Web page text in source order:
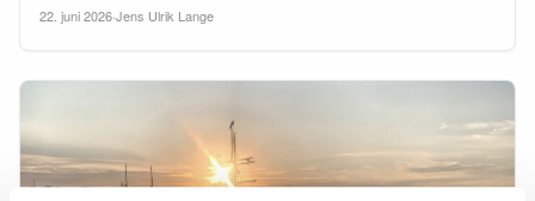
22. juni 2026·Jens Ulrik Lange